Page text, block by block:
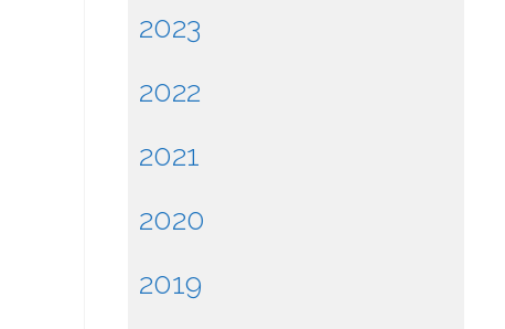
2023
2022
2021
2020
2019